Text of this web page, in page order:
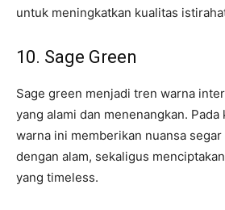
untuk meningkatkan kualitas
10. Sage Green
Sage green menjadi tren warna
yang alami dan menenangkan.
warna ini memberikan nuansa
dengan alam, sekaligus
yang timeless.